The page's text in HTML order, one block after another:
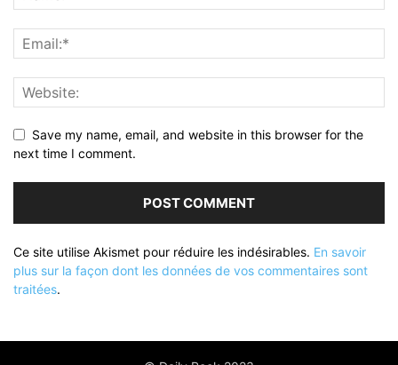
Save my name, email, and website in this browser for the
next time I comment.
Ce site utilise Akismet pour réduire les indésirables. En savoir
plus sur la façon dont les données de vos commentaires sont
traitées.